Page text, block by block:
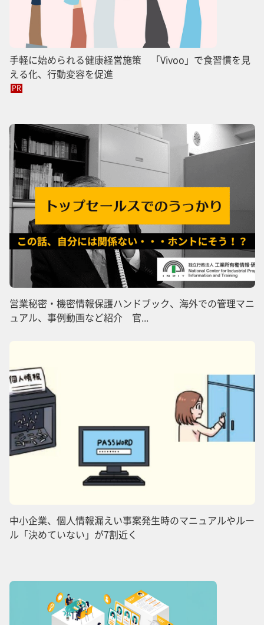
手軽に始められる健康経営施策 「Vivoo」で食習慣を見
える化、行動変容を促進
PR
営業秘密・機密情報保護ハンドブック、海外での管理マニ
ュアル、事例動画など紹介 官...
中小企業、個人情報漏えい事案発生時のマニュアルやルー
ル「決めていない」が7割近く